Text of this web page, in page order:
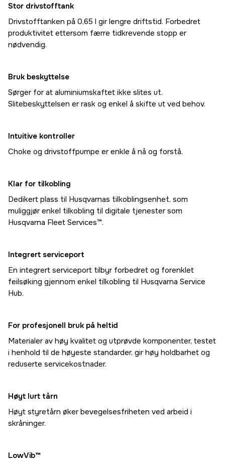
Stor drivstofftank
Drivstofftanken på 0,65 l gir lengre driftstid. Forbedret
produktivitet ettersom færre tidkrevende stopp er
nødvendig.
Bruk beskyttelse
Sørger for at aluminiumskaftet ikke slites ut.
Slitebeskyttelsen er rask og enkel å skifte ut ved behov.
Intuitive kontroller
Choke og drivstoffpumpe er enkle å nå og forstå.
Klar for tilkobling
Dedikert plass til Husqvarnas tilkoblingsenhet, som
muliggjør enkel tilkobling til digitale tjenester som
Husqvarna Fleet Services™.
Integrert serviceport
En integrert serviceport tilbyr forbedret og forenklet
feilsøking gjennom enkel tilkobling til Husqvarna Service
Hub.
For profesjonell bruk på heltid
Materialer av høy kvalitet og utprøvde komponenter, testet
i henhold til de høyeste standarder, gir høy holdbarhet og
reduserte servicekostnader.
Høyt lurt tårn
Høyt styretårn øker bevegelsesfriheten ved arbeid i
skråninger.
LowVib™